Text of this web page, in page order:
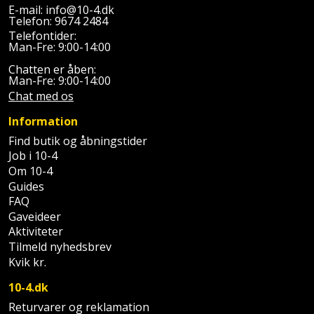
Tommestok
Tømrervinkel
Tragt
Ud-
og
aftrækker
Værktøjskasse
og
opbevaring
Værktøjssæt
Vaterpas
Rotationslaser
Rundsav
Rundsavsklinge
Rystepudser
Rystepudsertilbehør
Slagboremaskine
Slagnøgle
Slagnøgletilbehør
Slagskruetrækker
Støttemur
Støvsuger
Strygejern
Terrassevarmer
Tømidler
Tørrestativ
Trappevanger
Udebruser
Varme
E-mail: info@10-4.dk
Telefon: 9674 2484
Telefontider:
Man-Fre: 9:00-14:00
Chatten er åben:
Man-Fre: 9:00-14:00
Chat med os
Information
Find butik og åbningstider
Job i 10-4
Om 10-4
Guides
FAQ
Gaveideer
Aktiviteter
Tilmeld nyhedsbrev
Kvik kr.
10-4.dk
Returvarer og reklamation